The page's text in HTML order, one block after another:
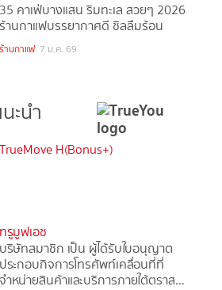
35 คาเฟ่บางแสน ริมทะเล สวยๆ 2026
ร้านกาแฟบรรยากาศดี ชิลลืมร้อน
ร้านกาแฟ 7 ม.ค. 69
ะนำ
TrueMove H(Bonus+)
ทรูมูฟเอช
บริษัทสมาชิก เป็น ผู้ได้รับใบอนุญาต
ประกอบกิจการโทรศัพท์เคลื่อนที่ที่
จำหน่ายสินค้าและบริการภายใต้ตราส...